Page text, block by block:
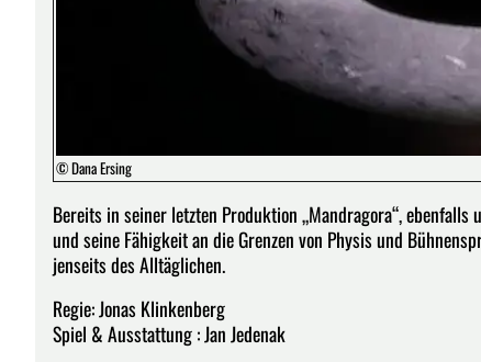
© Dana Ersing
Bereits in seiner letzten Produktion „Mandragora“, ebenfalls
und seine Fähigkeit an die Grenzen von Physis und
jenseits des Alltäglichen.
Regie: Jonas Klinkenberg
Spiel & Ausstattung : Jan Jedenak